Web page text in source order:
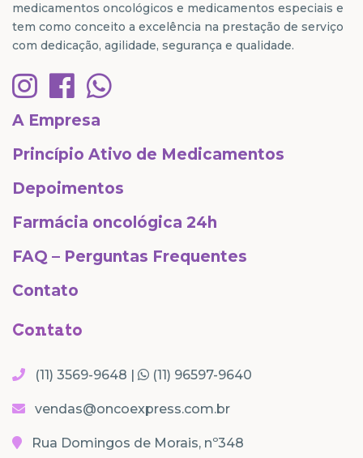
medicamentos oncológicos e medicamentos especiais e
tem como conceito a excelência na prestação de serviço
com dedicação, agilidade, segurança e qualidade.
A Empresa
Princípio Ativo de Medicamentos
Depoimentos
Farmácia oncológica 24h
FAQ – Perguntas Frequentes
Contato
Contato
(11) 3569-9648 | (11) 96597-9640
vendas@oncoexpress.com.br
Rua Domingos de Morais, nº348